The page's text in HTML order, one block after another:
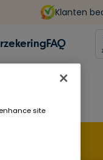
Klanten
FAQ
site